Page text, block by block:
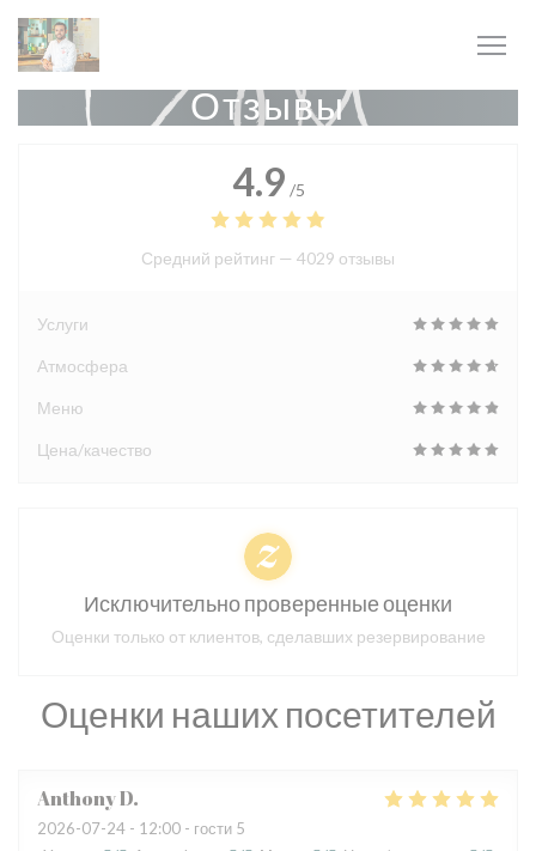
Панель управления cookies
Отзывы
Оценки наших посетителей
AnthonyD
2026-07-24 - 12:00 - гости 5
4.9 /5
Средний рейтинг — 4029 отзывы
Услуги
Атмосфера
Меню
Цена/качество
Исключительно проверенные оценки
Оценки только от клиентов, сделавших резервирование